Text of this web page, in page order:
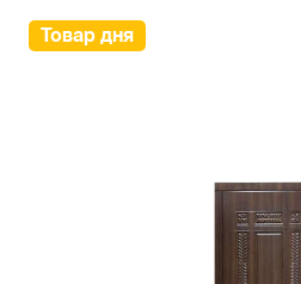
Товар дня